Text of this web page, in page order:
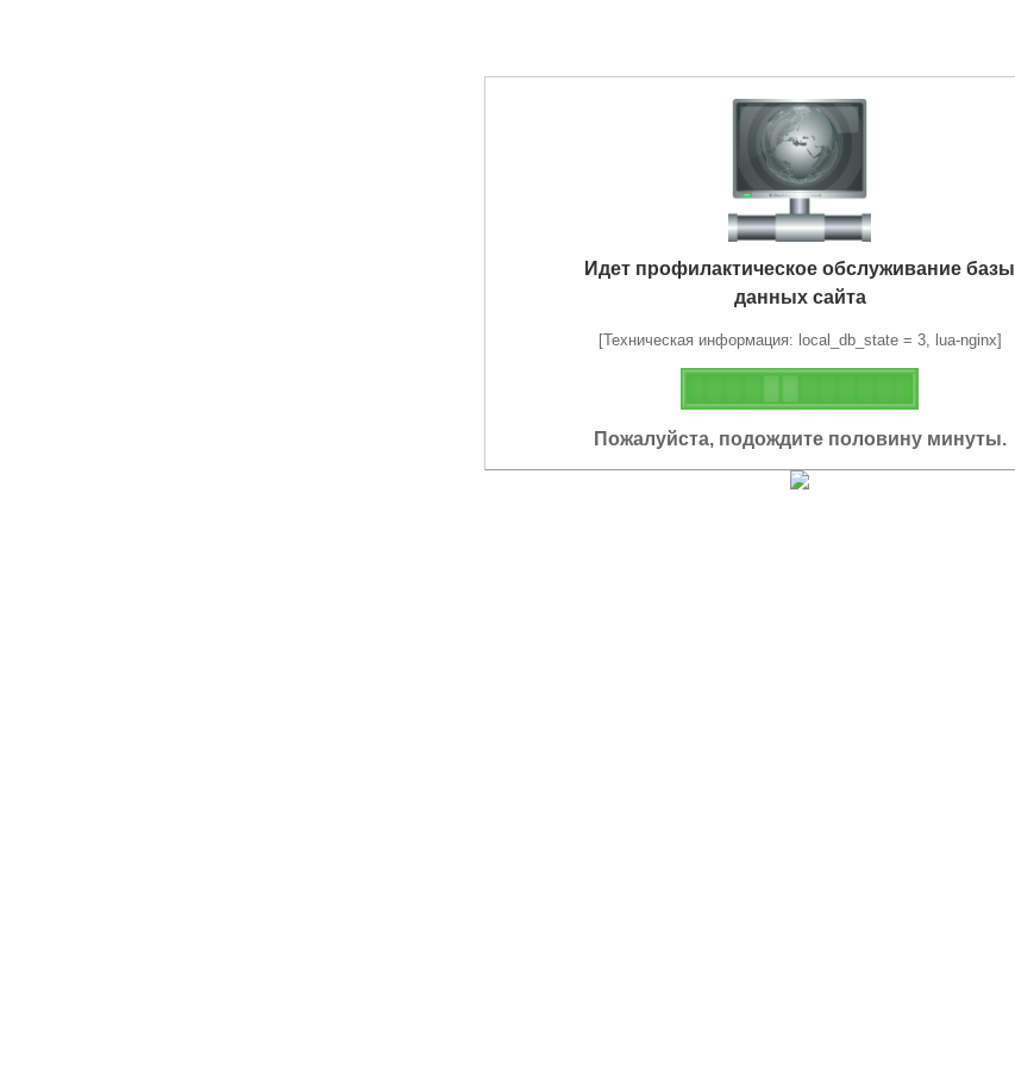
Идет профилактическое обслуживание базы
данных сайта
[Техническая информация: local_db_state = 3, lua-nginx]
Пожалуйста, подождите половину минуты.